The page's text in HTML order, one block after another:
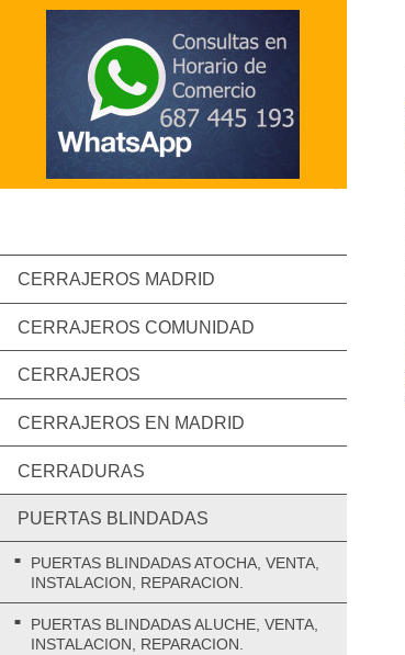
CERRAJEROS MADRID
CERRAJEROS COMUNIDAD
CERRAJEROS
CERRAJEROS EN MADRID
CERRADURAS
PUERTAS BLINDADAS
PUERTAS BLINDADAS ATOCHA, VENTA,
INSTALACION, REPARACION.
PUERTAS BLINDADAS ALUCHE, VENTA,
INSTALACION, REPARACION.